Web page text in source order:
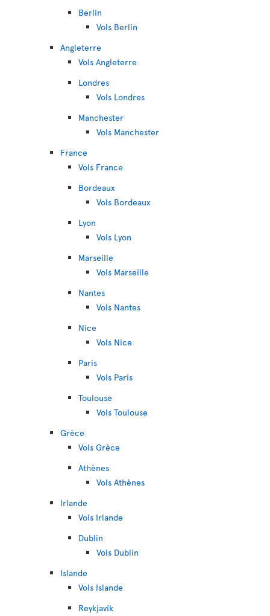
Berlin
Vols Berlin
Angleterre
Vols Angleterre
Londres
Vols Londres
Manchester
Vols Manchester
France
Vols France
Bordeaux
Vols Bordeaux
Lyon
Vols Lyon
Marseille
Vols Marseille
Nantes
Vols Nantes
Nice
Vols Nice
Paris
Vols Paris
Toulouse
Vols Toulouse
Grèce
Vols Grèce
Athènes
Vols Athènes
Irlande
Vols Irlande
Dublin
Vols Dublin
Islande
Vols Islande
Reykjavík